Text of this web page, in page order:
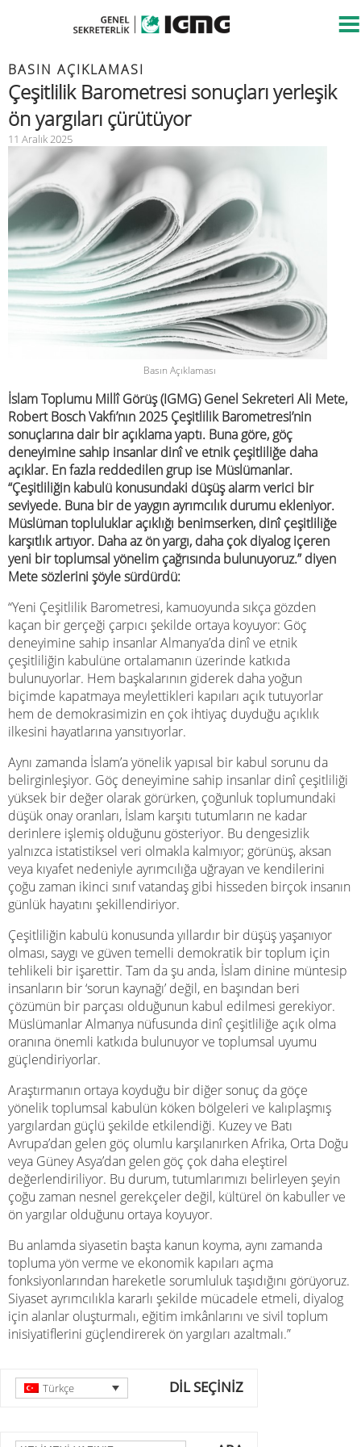
BASIN AÇIKLAMASI
Çeşitlilik Barometresi sonuçları yerleşik
ön yargıları çürütüyor
11 Aralık 2025
Basın Açıklaması
İslam Toplumu Millî Görüş (IGMG) Genel Sekreteri Ali Mete,
Robert Bosch Vakfı’nın 2025 Çeşitlilik Barometresi’nin
sonuçlarına dair bir açıklama yaptı. Buna göre, göç
deneyimine sahip insanlar dinî ve etnik çeşitliliğe daha
açıklar. En fazla reddedilen grup ise Müslümanlar.
“Çeşitliliğin kabulü konusundaki düşüş alarm verici bir
seviyede. Buna bir de yaygın ayrımcılık durumu ekleniyor.
Müslüman topluluklar açıklığı benimserken, dinî çeşitliliğe
karşıtlık artıyor. Daha az ön yargı, daha çok diyalog içeren
yeni bir toplumsal yönelim çağrısında bulunuyoruz.” diyen
Mete sözlerini şöyle sürdürdü:
“Yeni Çeşitlilik Barometresi, kamuoyunda sıkça gözden
kaçan bir gerçeği çarpıcı şekilde ortaya koyuyor: Göç
deneyimine sahip insanlar Almanya’da dinî ve etnik
çeşitliliğin kabulüne ortalamanın üzerinde katkıda
bulunuyorlar. Hem başkalarının giderek daha yoğun
biçimde kapatmaya meylettikleri kapıları açık tutuyorlar
hem de demokrasimizin en çok ihtiyaç duyduğu açıklık
ilkesini hayatlarına yansıtıyorlar.
Aynı zamanda İslam’a yönelik yapısal bir kabul sorunu da
belirginleşiyor. Göç deneyimine sahip insanlar dinî çeşitliliği
yüksek bir değer olarak görürken, çoğunluk toplumundaki
düşük onay oranları, İslam karşıtı tutumların ne kadar
derinlere işlemiş olduğunu gösteriyor. Bu dengesizlik
yalnızca istatistiksel veri olmakla kalmıyor; görünüş, aksan
veya kıyafet nedeniyle ayrımcılığa uğrayan ve kendilerini
çoğu zaman ikinci sınıf vatandaş gibi hisseden birçok insanın
günlük hayatını şekillendiriyor.
Çeşitliliğin kabulü konusunda yıllardır bir düşüş yaşanıyor
olması, saygı ve güven temelli demokratik bir toplum için
tehlikeli bir işarettir. Tam da şu anda, İslam dinine müntesip
insanların bir ‘sorun kaynağı’ değil, en başından beri
çözümün bir parçası olduğunun kabul edilmesi gerekiyor.
Müslümanlar Almanya nüfusunda dinî çeşitliliğe açık olma
oranına önemli katkıda bulunuyor ve toplumsal uyumu
güçlendiriyorlar.
Araştırmanın ortaya koyduğu bir diğer sonuç da göçe
yönelik toplumsal kabulün köken bölgeleri ve kalıplaşmış
yargılardan güçlü şekilde etkilendiği. Kuzey ve Batı
Avrupa’dan gelen göç olumlu karşılanırken Afrika, Orta Doğu
veya Güney Asya’dan gelen göç çok daha eleştirel
değerlendiriliyor. Bu durum, tutumlarımızı belirleyen şeyin
çoğu zaman nesnel gerekçeler değil, kültürel ön kabuller ve
ön yargılar olduğunu ortaya koyuyor.
Bu anlamda siyasetin başta kanun koyma, aynı zamanda
topluma yön verme ve ekonomik kapıları açma
fonksiyonlarından hareketle sorumluluk taşıdığını görüyoruz.
Siyaset ayrımcılıkla kararlı şekilde mücadele etmeli, diyalog
için alanlar oluşturmalı, eğitim imkânlarını ve sivil toplum
inisiyatiflerini güçlendirerek ön yargıları azaltmalı.”
DİL SEÇİNİZ
Türkçe